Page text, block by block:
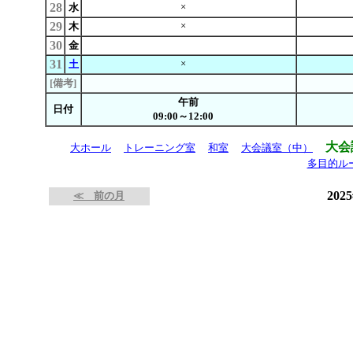
28 水 ×
29 木 ×
30 金
31 土
×
[備考]
日付
午前
09:00～12:00
大ホール トレーニング室 和室 大会議室（中） 大
多目的ル
≪ 前の月